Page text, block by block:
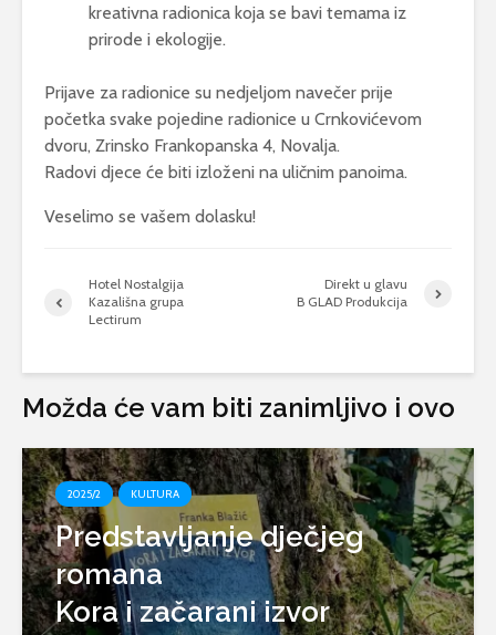
kreativna radionica koja se bavi temama iz
prirode i ekologije.
Prijave za radionice su nedjeljom navečer prije
početka svake pojedine radionice u Crnkovićevom
dvoru, Zrinsko Frankopanska 4, Novalja.
Radovi djece će biti izloženi na uličnim panoima.
Veselimo se vašem dolasku!
Hotel Nostalgija
Kazališna grupa
Lectirum
Direkt u glavu
B GLAD Produkcija
Možda će vam biti zanimljivo i ovo
2025/2 KULTURA
Predstavljanje dječjeg
romana
Kora i začarani izvor